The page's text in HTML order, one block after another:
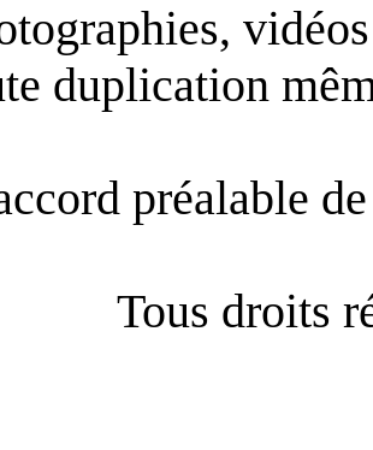
duplication
préalable
Tous droits